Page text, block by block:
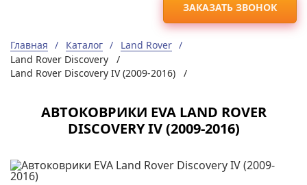
ЗАКАЗАТЬ ЗВОНОК
Главная Каталог
Land Rover
Land Rover Discovery /
Land Rover Discovery IV (2009-2016) /
АВТОКОВРИКИ EVA LAND ROVER
DISCOVERY IV (2009-2016)